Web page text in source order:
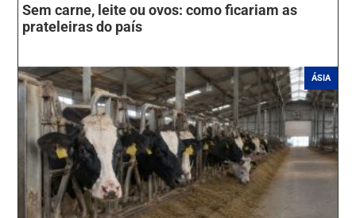
Sem carne, leite ou ovos: como ficariam as
prateleiras do país
ÁSIA